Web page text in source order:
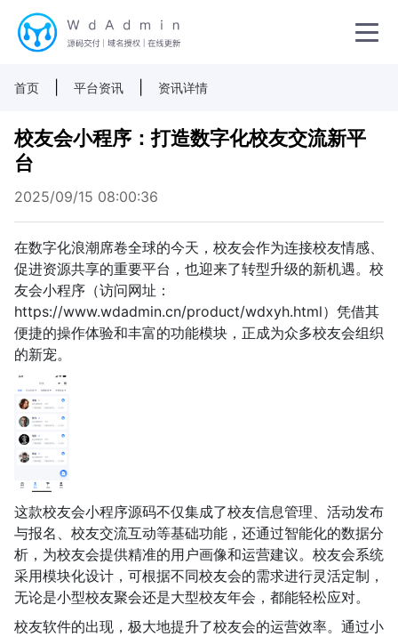
首页 平台资讯 资讯详情
校友会小程序：打造数字化校友交流新平
台
2025/09/15 08:00:36
在数字化浪潮席卷全球的今天，校友会作为连接校友情感、
促进资源共享的重要平台，也迎来了转型升级的新机遇。校
友会小程序（访问网址：
https://www.wdadmin.cn/product/wdxyh.html）凭借其
便捷的操作体验和丰富的功能模块，正成为众多校友会组织
的新宠。
这款校友会小程序源码不仅集成了校友信息管理、活动发布
与报名、校友交流互动等基础功能，还通过智能化的数据分
析，为校友会提供精准的用户画像和运营建议。校友会系统
采用模块化设计，可根据不同校友会的需求进行灵活定制，
无论是小型校友聚会还是大型校友年会，都能轻松应对。
校友软件的出现，极大地提升了校友会的运营效率。通过小